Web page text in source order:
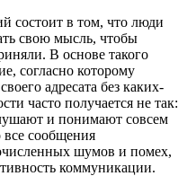
состоит в том, что люди
свою мысль, чтобы
В основе такого
согласно которому
адресата без каких-
часто получается не так:
и понимают совсем
все сообщения
шумов и помех,
коммуникации.